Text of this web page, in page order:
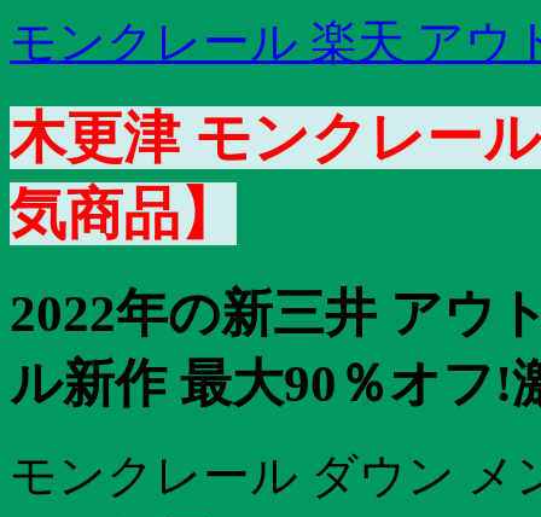
モンクレール 楽天 アウ
木更津 モンクレー
気商品】
2022年の新三井 アウ
ル新作 最大90％オフ!
モンクレール ダウン メ